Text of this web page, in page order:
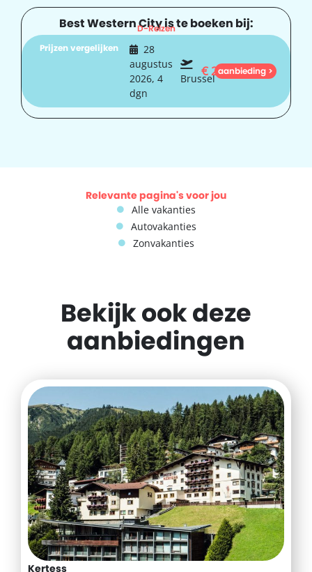
Best Western City is te boeken bij:
D-Reizen
Prijzen vergelijken
28
augustus
2026, 4
dgn
Brussel
€261
aanbieding >
Relevante pagina's voor jou
Alle vakanties
Autovakanties
Zonvakanties
Bekijk ook deze
aanbiedingen
Kertess